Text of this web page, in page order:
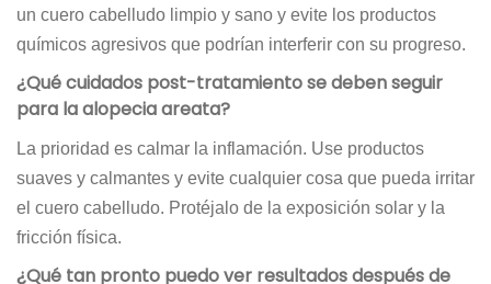
un cuero cabelludo limpio y sano y evite los productos
químicos agresivos que podrían interferir con su progreso.
¿Qué cuidados post-tratamiento se deben seguir
para la alopecia areata?
La prioridad es calmar la inflamación. Use productos
suaves y calmantes y evite cualquier cosa que pueda irritar
el cuero cabelludo. Protéjalo de la exposición solar y la
fricción física.
¿Qué tan pronto puedo ver resultados después de